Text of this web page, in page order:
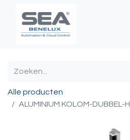
Alle producten
ALUMINIUM KOLOM-DUBBEL-